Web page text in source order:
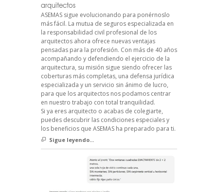
arquitectos
ASEMAS sigue evolucionando para ponérnoslo
más fácil. La mutua de seguros especializada en
la responsabilidad civil profesional de los
arquitectos ahora ofrece nuevas ventajas
pensadas para la profesión. Con más de 40 años
acompañando y defendiendo el ejercicio de la
arquitectura, su misión sigue siendo ofrecer las
coberturas más completas, una defensa jurídica
especializada y un servicio sin ánimo de lucro,
para que los arquitectos nos podamos centrar
en nuestro trabajo con total tranquilidad.
Si ya eres arquitecto o acabas de colegiarte,
puedes descubrir las condiciones especiales y
los beneficios que ASEMAS ha preparado para ti.
Sigue leyendo...